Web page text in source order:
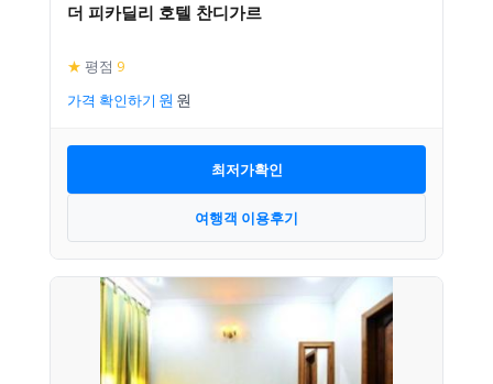
더 피카딜리 호텔 찬디가르
★ 평점 9
가격 확인하기
최저가확인
여행객 이용후기